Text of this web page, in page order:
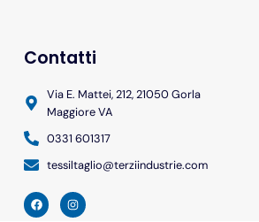
Contatti
Via E. Mattei, 212, 21050 Gorla
Maggiore VA
0331 601317
tessiltaglio@terziindustrie.com